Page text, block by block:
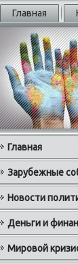
Главная
Главная
Зарубежные
Новости
Деньги и
Мировой